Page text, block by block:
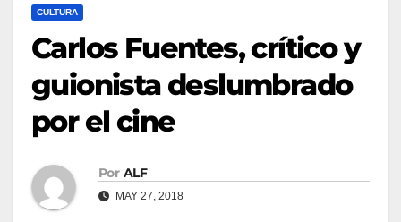
CULTURA
Carlos Fuentes, crítico y
guionista deslumbrado
por el cine
Por ALF
MAY 27, 2018